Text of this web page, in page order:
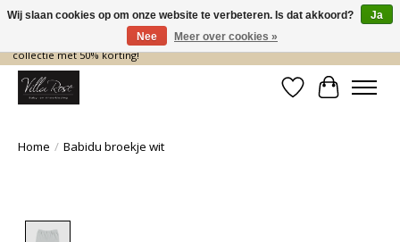
De nieuwe collectie komt eraan… en wij maken ruimte! Shop nu de zomer
collectie met 50% korting!
Verlanglijst
Home / Babidu broekje wit
Wij slaan cookies op om onze website te verbeteren. Is dat akkoord?
Ja
Nee
Meer over cookies »